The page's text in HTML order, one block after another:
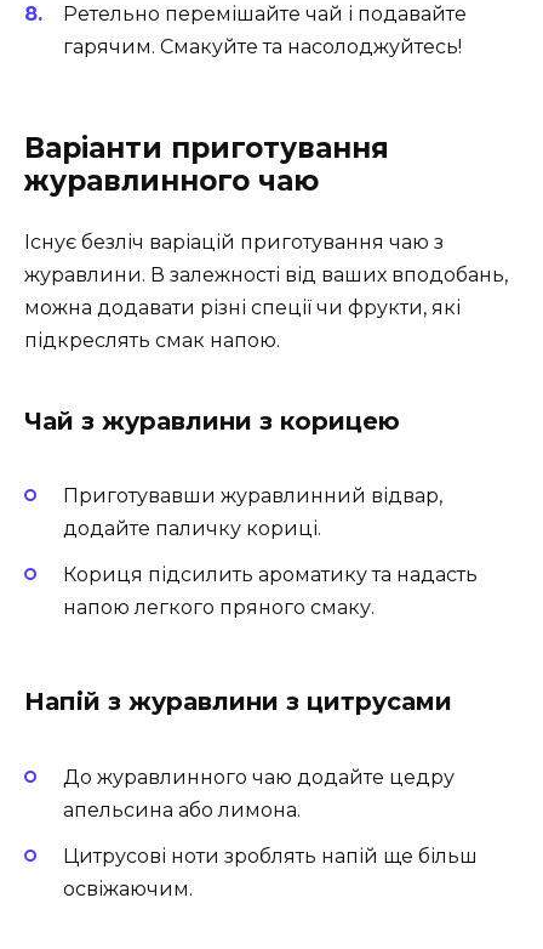
Ретельно перемішайте чай і подавайте
гарячим. Смакуйте та насолоджуйтесь!
Варіанти приготування
журавлинного чаю
Існує безліч варіацій приготування чаю з
журавлини. В залежності від ваших вподобань,
можна додавати різні спеції чи фрукти, які
підкреслять смак напою.
Чай з журавлини з корицею
Приготувавши журавлинний відвар,
додайте паличку кориці.
Кориця підсилить ароматику та надасть
напою легкого пряного смаку.
Напій з журавлини з цитрусами
До журавлинного чаю додайте цедру
апельсина або лимона.
Цитрусові ноти зроблять напій ще більш
освіжаючим.